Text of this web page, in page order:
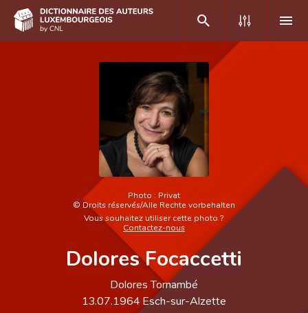
Recherche avancée
Foire aux questions
Équipe scientifique
Photo : Privat
© Droits réservés/Alle Rechte vorbehalten
Vous souhaitez utiliser cette photo ?
Contactez-nous
Dolores Focaccetti
Dolores Tornambé
13.07.1964 Esch-sur-Alzette